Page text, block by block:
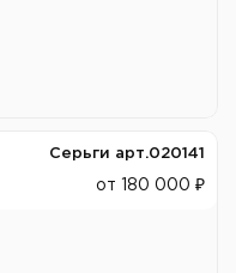
Серьги арт.020141
от 180 000 ₽